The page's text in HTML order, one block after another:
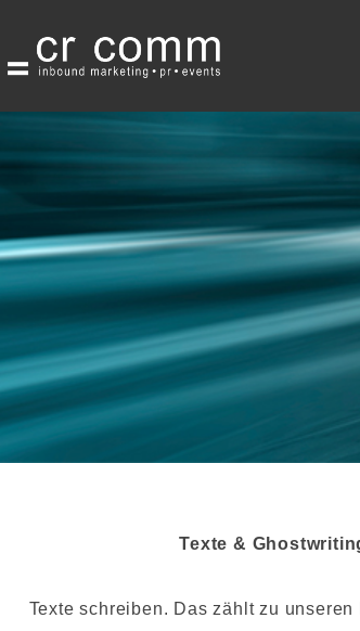
Texte &
Texte schreiben. Das zählt zu unseren